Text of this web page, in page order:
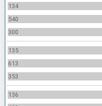
134
540
300
135
613
353
136